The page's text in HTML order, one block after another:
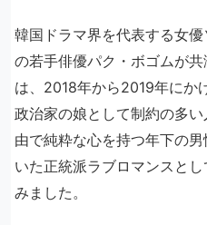
韓国ドラマ界を代表する女
の若手俳優パク・ボゴムが共
は、2018年から2019年にか
政治家の娘として制約の多
由で純粋な心を持つ年下の
いた正統派ラブロマンスと
みました。